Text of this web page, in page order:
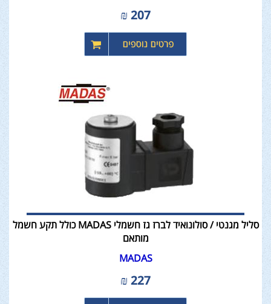
207
₪
סליל מגנטי / סולונואיד לברז גז חשמלי MADAS כולל תקע חשמל
מותאם
MADAS
227
₪